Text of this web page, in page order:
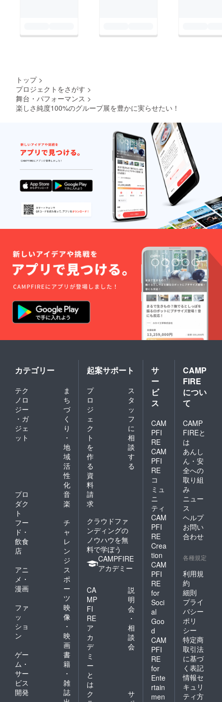
トップ >
プロジェクトをさがす >
舞台・パフォーマンス >
楽しさ純度100%のグループ展を豊かに実らせたい！
カテゴリー
テク
ノロ
ジー
・ガ
ジェ
ット
ま
ち
づ
く
り
・
地
域
活
性
化
プロ
ダク
ト
音
楽
フー
ド・
飲食
店
チ
ャ
レ
ン
ジ
アニ
メ・
漫画
ス
ポ
ー
ツ
ファ
ッ
ショ
ン
映
像
・
映
画
ゲー
ム・
サー
ビス
開発
書
籍
・
雑
誌
起案サポート
プ
ロ
ジ
ェ
ク
ト
を
作
る
ス
タ
ッ
フ
に
相
談
す
る
資
料
請
求
クラウドファ
ンディングの
ノウハウを無
料で学ぼう
CAMPFIRE
アカデミー
CA
MP
FI
RE
ア
カ
デ
ミ
ー
と
は
説
明
会
・
相
談
会
ク
サ
サ
ー
ビ
ス
CAM
PFI
RE
CAM
PFI
RE
コ
ミュ
ニ
ティ
CAM
PFI
RE
Crea
tion
CAM
PFI
RE
for
Soci
al
Goo
d
CAM
PFI
RE
for
Ente
rtain
men
CAMP
FIRE
につい
て
CAMP
FIREと
は
あんし
ん・安
全への
取り組
み
ニュー
ス
ヘルプ
お問い
合わせ
各種規定
利用規
約
細則
プライ
バシー
ポリ
シー
特定商
取引法
に基づ
く表記
情報セ
キュリ
ティ方